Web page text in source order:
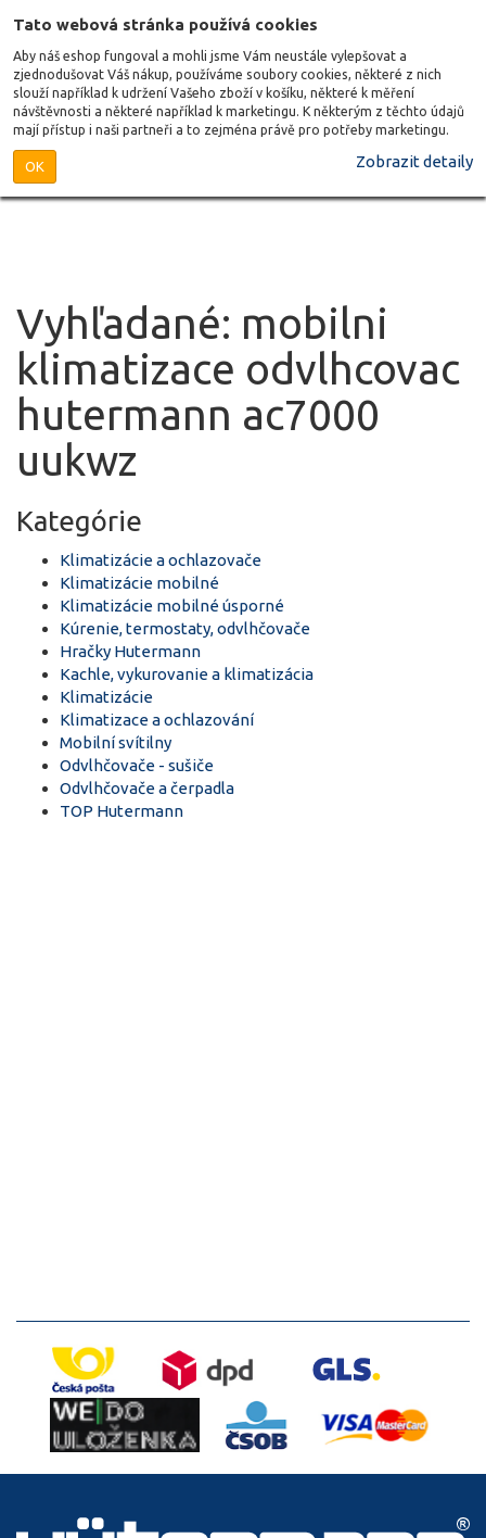
Tato webová stránka používá cookies
Aby náš eshop fungoval a mohli jsme Vám neustále vylepšovat a
zjednodušovat Váš nákup, používáme soubory cookies, některé z nich
slouží například k udržení Vašeho zboží v košíku, některé k měření
návštěvnosti a některé například k marketingu. K některým z těchto údajů
mají přístup i naši partneři a to zejména právě pro potřeby marketingu.
OK Zobrazit detaily
Vyhľadané: mobilni
klimatizace odvlhcovac
hutermann ac7000
uukwz
Kategórie
Klimatizácie a ochlazovače
Klimatizácie mobilné
Klimatizácie mobilné úsporné
Kúrenie, termostaty, odvlhčovače
Hračky Hutermann
Kachle, vykurovanie a klimatizácia
Klimatizácie
Klimatizace a ochlazování
Mobilní svítilny
Odvlhčovače - sušiče
Odvlhčovače a čerpadla
TOP Hutermann